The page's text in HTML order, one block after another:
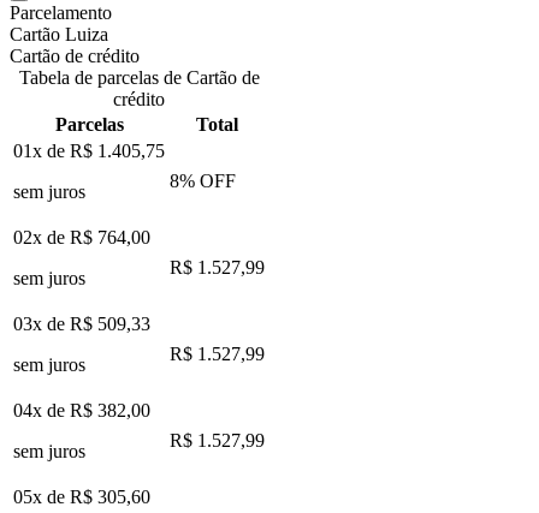
Parcelamento
Cartão Luiza
Cartão de crédito
Tabela de parcelas de Cartão de
crédito
Parcelas
Total
01x de R$ 1.405,75
sem juros
8% OFF
02x de R$ 764,00
sem juros
R$ 1.527,99
03x de R$ 509,33
sem juros
R$ 1.527,99
04x de R$ 382,00
sem juros
R$ 1.527,99
05x de R$ 305,60